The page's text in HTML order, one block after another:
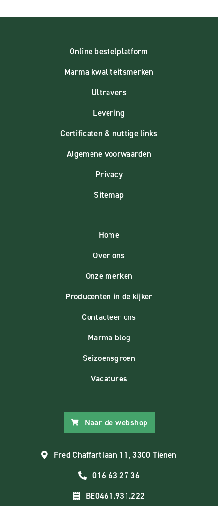
Online bestelplatform
Marma kwaliteitsmerken
Ultravers
Levering
Certificaten & nuttige links
Algemene voorwaarden
Privacy
Sitemap
Home
Over ons
Onze merken
Producenten in de kijker
Contacteer ons
Marma blog
Seizoensgroen
Vacatures
Naar de webshop
Fred Chaffartlaan 11, 3300 Tienen
016 63 27 36
BE0461.931.222